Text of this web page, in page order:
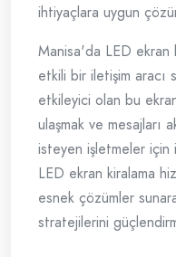
ihtiyaçlara uygun
Manisa'da LED ekran
etkili bir iletişim aracı
etkileyici olan bu
ulaşmak ve mesajları
isteyen işletmeler
LED ekran kiralama
esnek çözümler
stratejilerini